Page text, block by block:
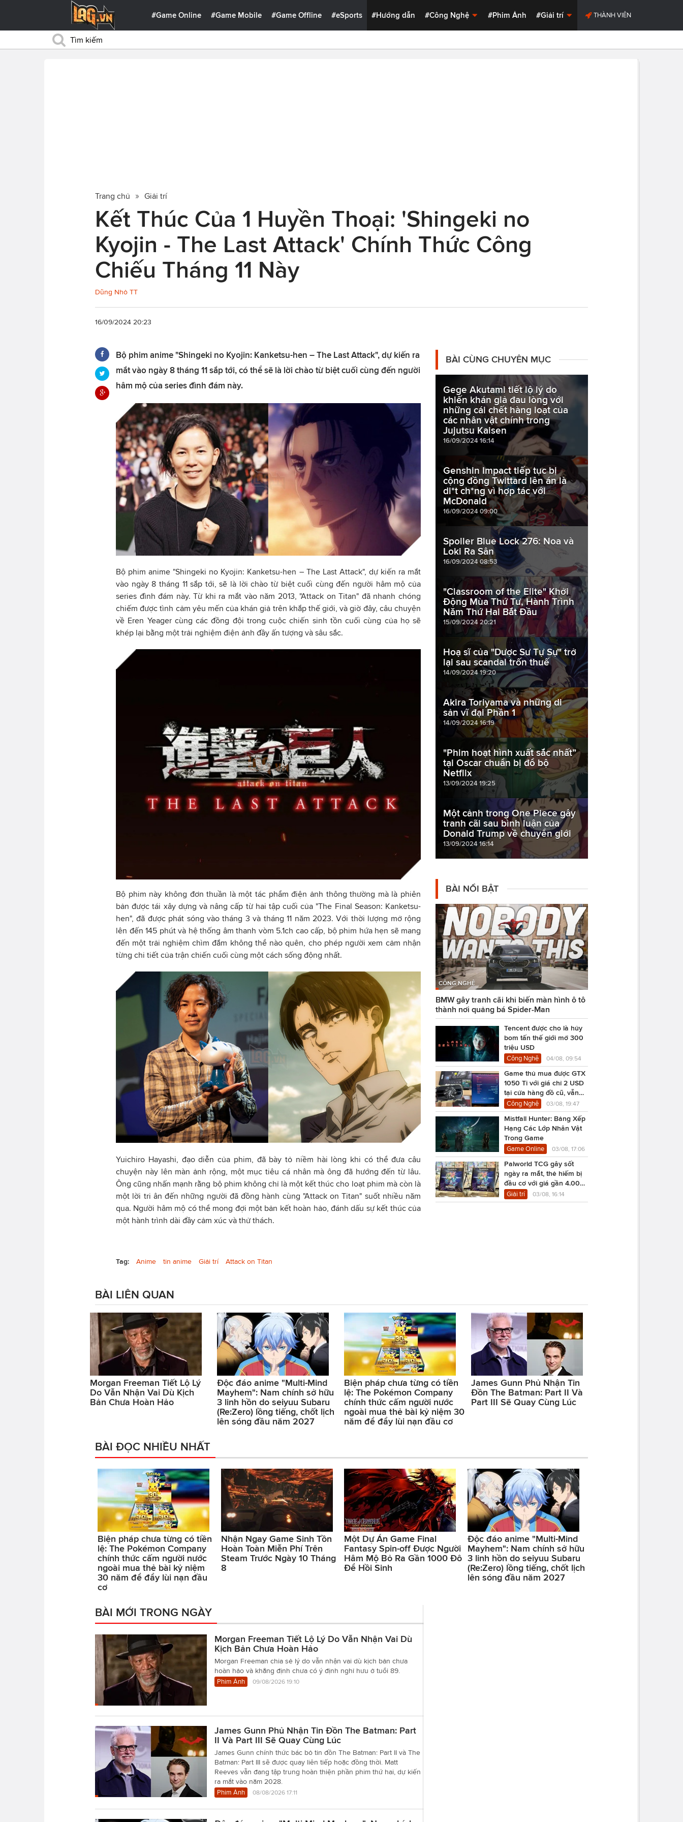
#Game Online #Game Mobile #Game Offline #eSports #Hướng dẫn #Công Nghệ #Phim Ảnh #Giải trí THÀNH VIÊN
Trang chủ Giải trí
Kết Thúc Của 1 Huyền Thoại: 'Shingeki no
Kyojin - The Last Attack' Chính Thức Công
Chiếu Tháng 11 Này
Dũng Nhỏ TT
16/09/2024 20:23
Bộ phim anime "Shingeki no Kyojin: Kanketsu-hen – The Last Attack", dự kiến ra
mắt vào ngày 8 tháng 11 sắp tới, có thể sẽ là lời chào từ biệt cuối cùng đến người
hâm mộ của series đình đám này.
Bộ phim anime "Shingeki no Kyojin: Kanketsu-hen – The Last Attack", dự kiến ra mắt
vào ngày 8 tháng 11 sắp tới, sẽ là lời chào từ biệt cuối cùng đến người hâm mộ của
series đình đám này. Từ khi ra mắt vào năm 2013, "Attack on Titan" đã nhanh chóng
chiếm được tình cảm yêu mến của khán giả trên khắp thế giới, và giờ đây, câu chuyện
về Eren Yeager cùng các đồng đội trong cuộc chiến sinh tồn cuối cùng của họ sẽ
khép lại bằng một trải nghiệm điện ảnh đầy ấn tượng và sâu sắc.
Bộ phim này không đơn thuần là một tác phẩm điện ảnh thông thường mà là phiên
bản được tái xây dựng và nâng cấp từ hai tập cuối của "The Final Season: Kanketsu-
hen", đã được phát sóng vào tháng 3 và tháng 11 năm 2023. Với thời lượng mở rộng
lên đến 145 phút và hệ thống âm thanh vòm 5.1ch cao cấp, bộ phim hứa hẹn sẽ mang
đến một trải nghiệm chìm đắm không thể nào quên, cho phép người xem cảm nhận
từng chi tiết của trận chiến cuối cùng một cách sống động nhất.
Yuichiro Hayashi, đạo diễn của phim, đã bày tỏ niềm hài lòng khi có thể đưa câu
chuyện này lên màn ảnh rộng, một mục tiêu cá nhân mà ông đã hướng đến từ lâu.
Ông cũng nhấn mạnh rằng bộ phim không chỉ là một kết thúc cho loạt phim mà còn là
một lời tri ân đến những người đã đồng hành cùng "Attack on Titan" suốt nhiều năm
qua. Người hâm mộ có thể mong đợi một bản kết hoàn hảo, đánh dấu sự kết thúc của
một hành trình dài đầy cảm xúc và thử thách.
Tag: Anime tin anime Giải trí Attack on Titan
BÀI CÙNG CHUYÊN MỤC
Gege Akutami tiết lộ lý do
khiến khán giả đau lòng với
những cái chết hàng loạt của
các nhân vật chính trong
Jujutsu Kaisen
16/09/2024 16:14
Genshin Impact tiếp tục bị
cộng đồng Twittard lên án là
di*t ch*ng vì hợp tác với
McDonald
16/09/2024 09:00
Spoiler Blue Lock 276: Noa và
Loki Ra Sân
16/09/2024 08:53
"Classroom of the Elite" Khởi
Động Mùa Thứ Tư, Hành Trình
Năm Thứ Hai Bắt Đầu
15/09/2024 20:21
Hoạ sĩ của "Dược Sư Tự Sự" trở
lại sau scandal trốn thuế
14/09/2024 19:20
Akira Toriyama và những di
sản vĩ đại Phần 1
14/09/2024 16:19
"Phim hoạt hình xuất sắc nhất”
tại Oscar chuẩn bị đổ bộ
Netflix
13/09/2024 19:25
Một cảnh trong One Piece gây
tranh cãi sau bình luận của
Donald Trump về chuyển giới
13/09/2024 16:14
BÀI NỔI BẬT
CÔNG NGHỆ
BMW gây tranh cãi khi biến màn hình ô tô
thành nơi quảng bá Spider-Man
Tencent được cho là hủy
bom tấn thế giới mở 300
triệu USD
Công Nghệ 04/08, 09:54
Game thủ mua được GTX
1050 Ti với giá chỉ 2 USD
tại cửa hàng đồ cũ, vẫn
chạy Cyberpunk 2077
Công Nghệ 03/08, 19:47
Mistfall Hunter: Bảng Xếp
Hạng Các Lớp Nhân Vật
Trong Game
Game Online 03/08, 17:06
Palworld TCG gây sốt
ngày ra mắt, thẻ hiếm bị
đầu cơ với giá gần 4.000
USD
Giải trí 03/08, 16:14
BÀI LIÊN QUAN
Morgan Freeman Tiết Lộ Lý
Do Vẫn Nhận Vai Dù Kịch
Bản Chưa Hoàn Hảo
Độc đáo anime "Multi-Mind
Mayhem": Nam chính sở hữu
3 linh hồn do seiyuu Subaru
(Re:Zero) lồng tiếng, chốt lịch
lên sóng đầu năm 2027
Biện pháp chưa từng có tiền
lệ: The Pokémon Company
chính thức cấm người nước
ngoài mua thẻ bài kỷ niệm 30
năm để đẩy lùi nạn đầu cơ
James Gunn Phủ Nhận Tin
Đồn The Batman: Part II Và
Part III Sẽ Quay Cùng Lúc
BÀI ĐỌC NHIỀU NHẤT
Biện pháp chưa từng có tiền
lệ: The Pokémon Company
chính thức cấm người nước
ngoài mua thẻ bài kỷ niệm
30 năm để đẩy lùi nạn đầu
cơ
Nhận Ngay Game Sinh Tồn
Hoàn Toàn Miễn Phí Trên
Steam Trước Ngày 10 Tháng
8
Một Dự Án Game Final
Fantasy Spin-off Được Người
Hâm Mộ Bỏ Ra Gần 1000 Đô
Để Hồi Sinh
Độc đáo anime "Multi-Mind
Mayhem": Nam chính sở hữu
3 linh hồn do seiyuu Subaru
(Re:Zero) lồng tiếng, chốt lịch
lên sóng đầu năm 2027
BÀI MỚI TRONG NGÀY
Morgan Freeman Tiết Lộ Lý Do Vẫn Nhận Vai Dù
Kịch Bản Chưa Hoàn Hảo
Morgan Freeman chia sẻ lý do vẫn nhận vai dù kịch bản chưa
hoàn hảo và khẳng định chưa có ý định nghỉ hưu ở tuổi 89.
Phim Ảnh
09/08/2026 19:10
James Gunn Phủ Nhận Tin Đồn The Batman: Part
II Và Part III Sẽ Quay Cùng Lúc
James Gunn chính thức bác bỏ tin đồn The Batman: Part II và The
Batman: Part III sẽ được quay liên tiếp hoặc đồng thời. Matt
Reeves vẫn đang tập trung hoàn thiện phần phim thứ hai, dự kiến
ra mắt vào năm 2028.
Phim Ảnh
08/08/2026 17:11